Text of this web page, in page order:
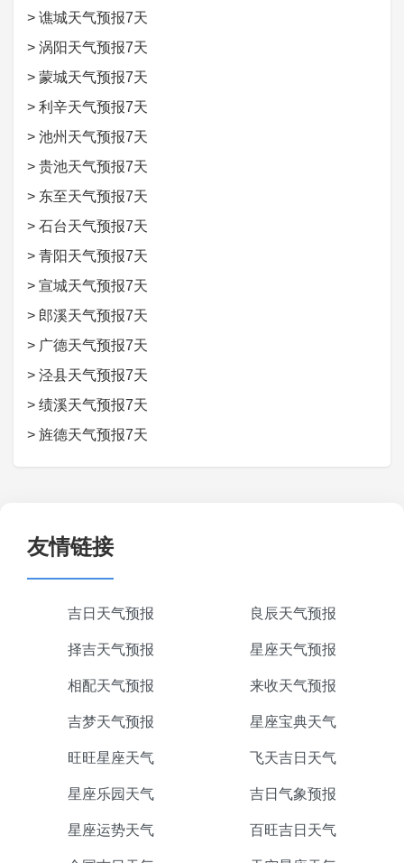
> 谯城天气预报7天
> 涡阳天气预报7天
> 蒙城天气预报7天
> 利辛天气预报7天
> 池州天气预报7天
> 贵池天气预报7天
> 东至天气预报7天
> 石台天气预报7天
> 青阳天气预报7天
> 宣城天气预报7天
> 郎溪天气预报7天
> 广德天气预报7天
> 泾县天气预报7天
> 绩溪天气预报7天
> 旌德天气预报7天
友情链接
吉日天气预报 良辰天气预报
择吉天气预报 星座天气预报
相配天气预报 来收天气预报
吉梦天气预报 星座宝典天气
旺旺星座天气 飞天吉日天气
星座乐园天气 吉日气象预报
星座运势天气 百旺吉日天气